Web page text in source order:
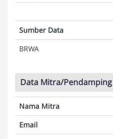
Sumber Data
BRWA
Data Mitra/Pendamping
Nama Mitra
Email